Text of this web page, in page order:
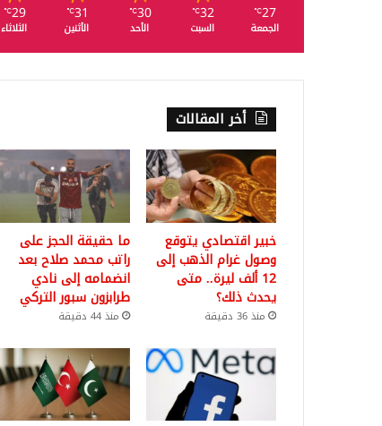
27
℃
الجمعة
32
℃
السبت
30
℃
الأحد
31
℃
الأثنين
29
℃
الثلاثاء
أخر المقالات
خبير اقتصادي يتوقع
وصول غرام الذهب إلى
12 ألف ليرة.. متى
يحدث ذلك؟
منذ 36 دقيقة
ما حقيقة الحجز على
راتب محمد صلاح بعد
انضمامه إلى نادي
طرابزون سبور التركي
منذ 44 دقيقة